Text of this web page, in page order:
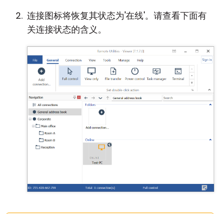
连接图标将恢复其状态为'在线'。请查看下面有
关连接状态的含义。